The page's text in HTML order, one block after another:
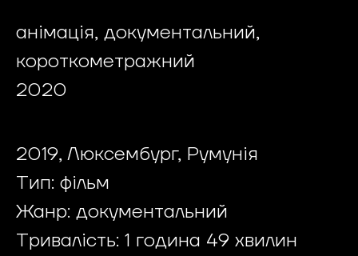
анімація, документальний,
короткометражний
2020
2019, Люксембург, Румунія
Тип: фільм
Жанр: документальний
Тривалість: 1 година 49 хвилин